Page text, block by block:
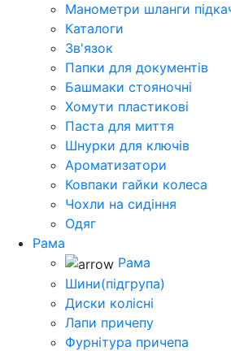
Манометри шланги
Каталоги
Зв'язок
Папки для документів
Башмаки стояночні
Хомути пластикові
Паста для миття
Шнурки для ключів
Ароматизатори
Ковпаки гайки колеса
Чохли на сидіння
Одяг
Рама
Рама
Шини(підгрупа)
Диски колісні
Лапи причепу
Фурнітура причепа